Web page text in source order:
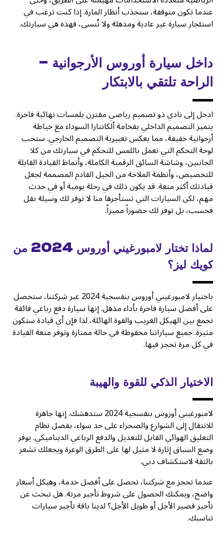
عندما تكون متوقفة، ستجذب أنظار المارة. إذا كنت ترغب في
استئجار سيارة غير عادية ومذهلة ولا تُنسى، فهذه هي سيارتك.
داخل سيارة أوروس الأرجوانية –
الراحة تلتقي بالابتكار
ادخل إلى نادي ذو تصميم رياضي مقترن بلمسات نهائية فاخرة.
يتميز التصميم الداخلي بفخامة ألكانتارا السوداء مع خياطة
أرجوانية خفيفة، مما يعكس تعبيرية التصميم الخارجي. ستحب
لوحة التحكم التي تعمل باللمس للتحكم في سيارتك من كلا
الجانبين، وشاشة السائق الرقمية الكاملة، وأنماط القيادة القابلة
للتخصيص، وأنظمة الملاحة من الجيل القادم المصممة لجعل
قيادتك أكثر متعة. قد يكون ذلك في رحلة يومية أو في حدث
مهم، لكن السيارات التي تستأجرها منا لا توفر لك وسيلة نقل
فحسب، بل توفر لك حضوراً مميزاً.
لماذا تختار لامبورغيني أوروس 2024 من
كويك ليز؟
باختيار لامبورغيني أوروس بنفسجية 2024 عبر شركتنا، ستحصل
على أفضل سيارة فاخرة بأداء مذهل. إنها سيارة دفع رباعي فائقة
تجمع بين الهيكل الغريب والقوة الهائلة، لذا فإن أي قيادة ستكون
مثيرة. جميع سياراتنا محفوظة في حالة ممتازة وتوفر متعة القيادة
في كل مرة تحجز فيها.
الاختيار الذكي للقوة والهيبة
لامبورغيني أوروس بنفسجية 2024 ستدهشك. إنها جاهزة
للانتقال إلى الشوارع والصحراء على حد سواء، بفضل نظام
التعليق الهوائي القابل للتعديل والدفع الرباعي الديناميكي. يوفر
وضع السباق إثارة لا مثيل لها على الطرق الوعرة ويجعلك تشعر
بالثقة لاستكشاف دبي.
عندما تحجز مع شركتنا، تحصل على أفضل خدمة، وهيكل أسعار
واضح، ويمكنك الحصول على شروط تأجير مرنة. هل تبحث عن
تأجير قصير الأجل أو طويل الأجل؟ لدينا باقة تأجير سيارات
تناسبك.